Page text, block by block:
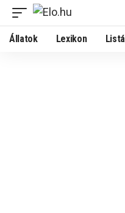
Állatok Lexikon